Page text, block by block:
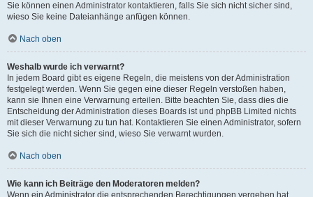
Sie können einen Administrator kontaktieren, falls Sie sich nicht sicher sind,
wieso Sie keine Dateianhänge anfügen können.
Nach oben
Weshalb wurde ich verwarnt?
In jedem Board gibt es eigene Regeln, die meistens von der Administration
festgelegt werden. Wenn Sie gegen eine dieser Regeln verstoßen haben,
kann sie Ihnen eine Verwarnung erteilen. Bitte beachten Sie, dass dies die
Entscheidung der Administration dieses Boards ist und phpBB Limited nichts
mit dieser Verwarnung zu tun hat. Kontaktieren Sie einen Administrator, sofern
Sie sich die nicht sicher sind, wieso Sie verwarnt wurden.
Nach oben
Wie kann ich Beiträge den Moderatoren melden?
Wenn ein Administrator die entsprechenden Berechtigungen vergeben hat,